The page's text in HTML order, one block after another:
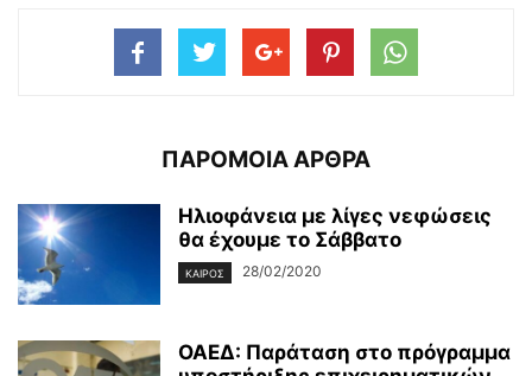
ΠΑΡΟΜΟΙΑ ΑΡΘΡΑ
Ηλιοφάνεια με λίγες νεφώσεις
θα έχουμε το Σάββατο
ΚΑΙΡΌΣ 28/02/2020
ΟΑΕΔ: Παράταση στο πρόγραμμα